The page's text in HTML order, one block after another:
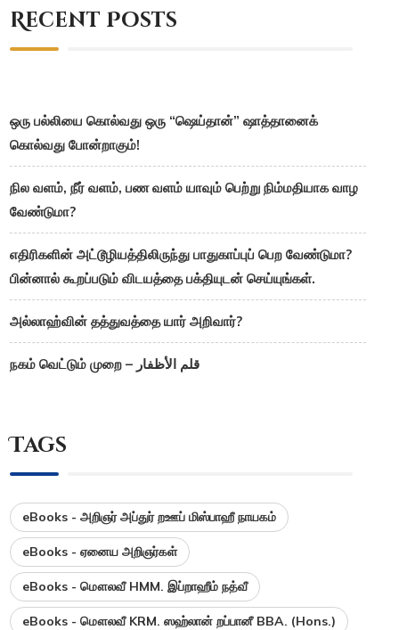
Recent Posts
ஒரு பல்லியை கொல்வது ஒரு “ஷெய்தான்” ஷாத்தானைக்
கொல்வது போன்றாகும்!
நில வளம், நீர் வளம், பண வளம் யாவும் பெற்று நிம்மதியாக வாழ
வேண்டுமா?
எதிரிகளின் அட்டூழியத்திலிருந்து பாதுகாப்புப் பெற வேண்டுமா?
பின்னால் கூறப்படும் விடயத்தை பக்தியுடன் செய்யுங்கள்.
அல்லாஹ்வின் தத்துவத்தை யார் அறிவார்?
நகம் வெட்டும் முறை – قلم الأظفار
Tags
eBooks - அறிஞர் அப்துர் றஊப் மிஸ்பாஹீ நாயகம்
eBooks - ஏனைய அறிஞர்கள்
eBooks - மௌலவீ HMM. இப்றாஹீம் நத்வீ
eBooks - மௌலவீ KRM. ஸஹ்லான் றப்பானீ BBA. (Hons.)